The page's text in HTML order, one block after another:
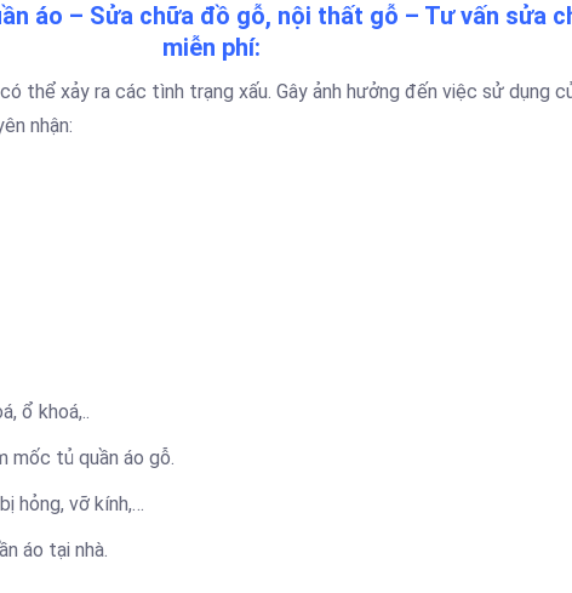
áo – Sửa chữa đồ gỗ, nội thất gỗ – Tư vấn sửa
miễn phí:
thể xảy ra các tình trạng xấu. Gây ảnh hưởng đến việc sử dụng
nhận:
ổ khoá,..
mốc tủ quần áo gỗ.
hỏng, vỡ kính,…
áo tại nhà.